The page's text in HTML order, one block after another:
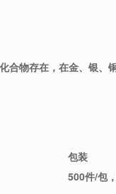
物存在，在金、银、
包装
500件/包